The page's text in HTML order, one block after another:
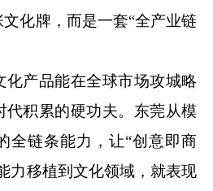
化牌，而是一套“全产业链
产品能在全球市场攻城略
代积累的硬功夫。东莞从模
全链条能力，让“创意即商
力移植到文化领域，就表现